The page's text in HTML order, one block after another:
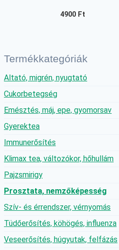
4900 Ft
Termékkategóriák
Altató, migrén, nyugtató
Cukorbetegség
Emésztés, máj, epe, gyomorsav
Gyerektea
Immunerősítés
Klimax tea, változókor, hőhullám
Pajzsmirigy
Prosztata, nemzőképesség
Szív- és érrendszer, vérnyomás
Tüdőerősítés, köhögés, influenza
Veseerősítés, húgyutak, felfázás